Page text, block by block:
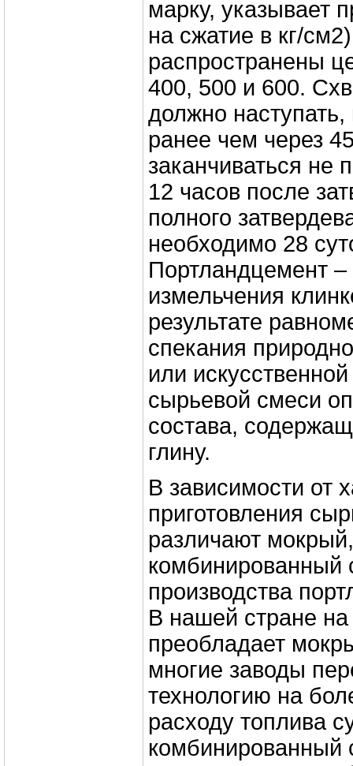
марку, указывает
на сжатие в кг/
распространены
400, 500 и 600.
должно
ранее чем через
заканчиваться не
12 часов после
полного
необходимо 28
Портландцемент –
измельчения
результате
спекания
или
сырьевой смеси
состава,
глину.
В зависимости от
приготовления
различают
комбинированный
производства
В нашей стране
преобладает
многие заводы
технологию на
расходу топлива
комбинированный